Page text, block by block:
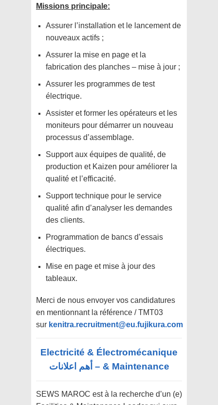
Missions principale:
Assurer l’installation et le lancement de
nouveaux actifs ;
Assurer la mise en page et la
fabrication des planches – mise à jour ;
Assurer les programmes de test
électrique.
Assister et former les opérateurs et les
moniteurs pour démarrer un nouveau
processus d’assemblage.
Support aux équipes de qualité, de
production et Kaizen pour améliorer la
qualité et l’efficacité.
Support technique pour le service
qualité afin d’analyser les demandes
des clients.
Programmation de bancs d’essais
électriques.
Mise en page et mise à jour des
tableaux.
Merci de nous envoyer vos candidatures
en mentionnant la référence / TMT03
sur kenitra.recruitment@eu.fujikura.com
Electricité & Électromécanique
& Maintenance – أهم اعلانات
SEWS MAROC est à la recherche d’un (e)